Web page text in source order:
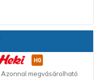
Azonnal megvásárolható